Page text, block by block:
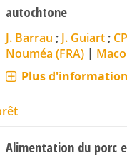
autochtone
J. Barrau ; J. Guiart;
Nouméa (FRA) |
Plus
Alimentation du porc